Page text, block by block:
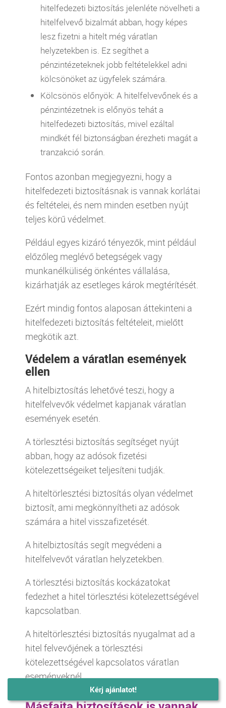
Kérj ajánlatot!
hitelfedezeti biztosítás jelenléte növelheti a
hitelfelvevő bizalmát abban, hogy képes
lesz fizetni a hitelt még váratlan
helyzetekben is. Ez segíthet a
pénzintézeteknek jobb feltételekkel adni
kölcsönöket az ügyfelek számára.
Kölcsönös előnyök: A hitelfelvevőnek és a
pénzintézetnek is előnyös tehát a
hitelfedezeti biztosítás, mivel ezáltal
mindkét fél biztonságban érezheti magát a
tranzakció során.
Fontos azonban megjegyezni, hogy a
hitelfedezeti biztosításnak is vannak korlátai
és feltételei, és nem minden esetben nyújt
teljes körű védelmet.
Például egyes kizáró tényezők, mint például
előzőleg meglévő betegségek vagy
munkanélküliség önkéntes vállalása,
kizárhatják az esetleges károk megtérítését.
Ezért mindig fontos alaposan áttekinteni a
hitelfedezeti biztosítás feltételeit, mielőtt
megkötik azt.
Védelem a váratlan események
ellen
A hitelbiztosítás lehetővé teszi, hogy a
hitelfelvevők védelmet kapjanak váratlan
események esetén.
A törlesztési biztosítás segítséget nyújt
abban, hogy az adósok fizetési
kötelezettségeiket teljesíteni tudják.
A hiteltörlesztési biztosítás olyan védelmet
biztosít, ami megkönnyítheti az adósok
számára a hitel visszafizetését.
A hitelbiztosítás segít megvédeni a
hitelfelvevőt váratlan helyzetekben.
A törlesztési biztosítás kockázatokat
fedezhet a hitel törlesztési kötelezettségével
kapcsolatban.
A hiteltörlesztési biztosítás nyugalmat ad a
hitel felvevőjének a törlesztési
kötelezettségével kapcsolatos váratlan
eseményeknél.